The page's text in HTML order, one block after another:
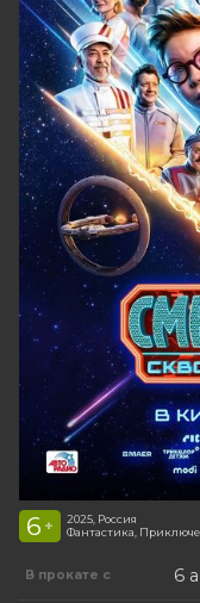
6 +
2025, Россия
Фантастика,
В прокате с 6